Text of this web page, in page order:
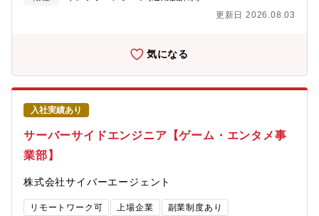
導入や改善■各種オペレーションの自動化や効率化を支援するツー
たいと思っている人、変化の早いSRE領域を楽しめる人をお待ち
しています。【会社概要】1998年の創業以来インターネットを軸
に事業を展開し、スマートフォン向けに多数のコミュニティサー
ビスやゲームを提供しているサイバーエージェント。メディア事
業部は2004年にブログを中心とした「Ameba」をリリース。その
後、新しい未来のテレビ「ABEMA」を開局し音楽ストリーミング
サービス「AWA」や、LDHのコンテンツを楽しめる「CL」、競輪
を“若者が楽しめるエンタメ“にすることを目指した
「WINTICKET」などインターネット産業の変化にあわせて様々な
表するtoCサービス」を共に創り上げていける仲間をお待ちしてい
ます！【チームの文化や体制、働く環境について】組織として、
パフォーマンスを発揮しやすい環境づくりに力を入れています。
更新日 2026.08.03
気になる
入社実績あり
サーバーサイドエンジニア【ゲーム・エンタメ事
業部】
株式会社サイバーエージェント
リモートワーク可 上場企業 副業制度あり